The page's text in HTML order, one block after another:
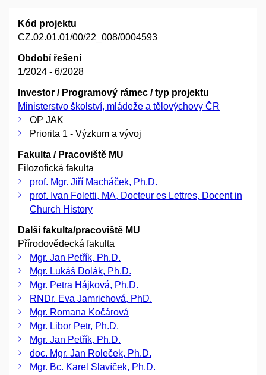
Kód projektu
CZ.02.01.01/00/22_008/0004593
Období řešení
1/2024 - 6/2028
Investor / Programový rámec / typ projektu
Ministerstvo školství, mládeže a tělovýchovy ČR
OP JAK
Priorita 1 - Výzkum a vývoj
Fakulta / Pracoviště MU
Filozofická fakulta
prof. Mgr. Jiří Macháček, Ph.D.
prof. Ivan Foletti, MA, Docteur es Lettres, Docent in
Church History
Další fakulta/pracoviště MU
Přírodovědecká fakulta
Mgr. Jan Petřík, Ph.D.
Mgr. Lukáš Dolák, Ph.D.
Mgr. Petra Hájková, Ph.D.
RNDr. Eva Jamrichová, PhD.
Mgr. Romana Kočárová
Mgr. Libor Petr, Ph.D.
Mgr. Jan Petřík, Ph.D.
doc. Mgr. Jan Roleček, Ph.D.
Mgr. Bc. Karel Slavíček, Ph.D.